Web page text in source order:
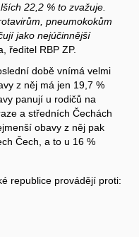
22,2 % to zvažuje.
pneumokokům
jako nejúčinnější
ředitel RBP ZP.
době vnímá velmi
z něj má jen 19,7 %
panují u rodičů na
a středních Čechách
obavy z něj pak
Čech, a to u 16 %
republice provádějí proti: